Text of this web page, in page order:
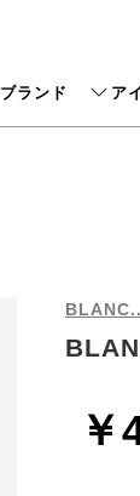
ブランド ア
BLANC..
￥